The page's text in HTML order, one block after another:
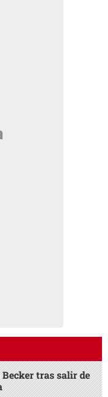
tras salir de